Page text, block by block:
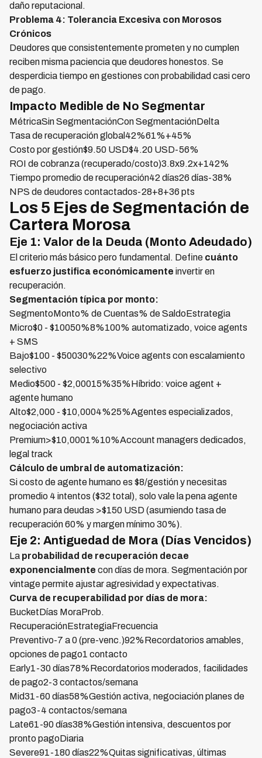
daño reputacional.
Problema 4: Tolerancia Excesiva con Morosos
Crónicos
Deudores que consistentemente prometen y no cumplen
reciben misma paciencia que deudores honestos. Se
desperdicia tiempo en gestiones con probabilidad casi cero
de pago.
Impacto Medible de No Segmentar
MétricaSin SegmentaciónCon SegmentaciónDelta
Tasa de recuperación global42%61%+45%
Costo por gestión$9.50 USD$4.20 USD-56%
ROI de cobranza (recuperado/costo)3.8x9.2x+142%
Tiempo promedio de recuperación42 días26 días-38%
NPS de deudores contactados-28+8+36 pts
Los 5 Ejes de Segmentación de
Cartera Morosa
Eje 1: Valor de la Deuda (Monto Adeudado)
El criterio más básico pero fundamental. Define cuánto
esfuerzo justifica económicamente invertir en
recuperación.
Segmentación típica por monto:
SegmentoMonto% de Cuentas% de SaldoEstrategia
Micro$0 - $10050%8%100% automatizado, voice agents
+ SMS
Bajo$100 - $50030%22%Voice agents con escalamiento
selectivo
Medio$500 - $2,00015%35%Híbrido: voice agent +
agente humano
Alto$2,000 - $10,0004%25%Agentes especializados,
negociación activa
Premium>$10,0001%10%Account managers dedicados,
legal track
Cálculo de umbral de automatización:
Si costo de agente humano es $8/gestión y necesitas
promedio 4 intentos ($32 total), solo vale la pena agente
humano para deudas >$150 USD (asumiendo tasa de
recuperación 60% y margen mínimo 30%).
Eje 2: Antiguedad de Mora (Días Vencidos)
La probabilidad de recuperación decae
exponencialmente con días de mora. Segmentación por
vintage permite ajustar agresividad y expectativas.
Curva de recuperabilidad por días de mora:
BucketDías MoraProb.
RecuperaciónEstrategiaFrecuencia
Preventivo-7 a 0 (pre-venc.)92%Recordatorios amables,
opciones de pago1 contacto
Early1-30 días78%Recordatorios moderados, facilidades
de pago2-3 contactos/semana
Mid31-60 días58%Gestión activa, negociación planes de
pago3-4 contactos/semana
Late61-90 días38%Gestión intensiva, descuentos por
pronto pagoDiaria
Severe91-180 días22%Quitas significativas, últimas